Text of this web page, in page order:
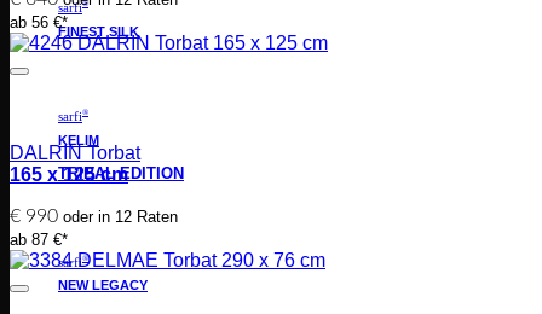
sarfi®
FINEST SILK
sarfi®
KELIM
TRIBAL EDITION
sarfi®
NEW LEGACY
ab 56 €*
DALRIN Torbat
165 x 125 cm
€ 990 oder in 12 Raten
ab 87 €*